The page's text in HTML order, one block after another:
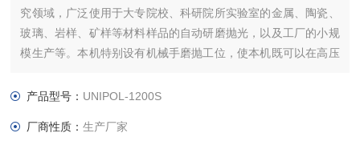
究领域，广泛使用于大专院校、科研院所实验室的金属、陶瓷、
玻璃、岩样、矿样等材料样品的自动研磨抛光，以及工厂的小规
模生产等。本机特别设有机械手磨抛工位，使本机既可以在高压
易破碎材料的磨抛。
产品型号： UNIPOL-1200S
厂商性质：生产厂家